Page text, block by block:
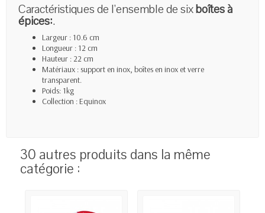
Caractéristiques de l'ensemble de sixboîtes à
épices:.
Largeur : 10.6 cm
Longueur : 12 cm
Hauteur : 22 cm
Matériaux : support en inox, boîtes en inox et verre
transparent.
Poids: 1kg
Collection : Equinox
30 autres produits dans la même
catégorie :